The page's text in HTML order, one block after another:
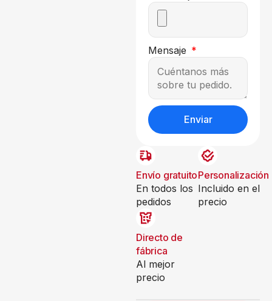
Mensaje
Enviar
Envío gratuito
En todos los
pedidos
Personalización
Incluido en el
precio
Directo de
fábrica
Al mejor
precio